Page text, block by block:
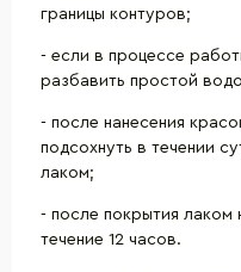
границы контуров;
- если в процессе
разбавить простой
- после нанесения
подсохнуть в течении
лаком;
- после покрытия лаком
течение 12 часов.